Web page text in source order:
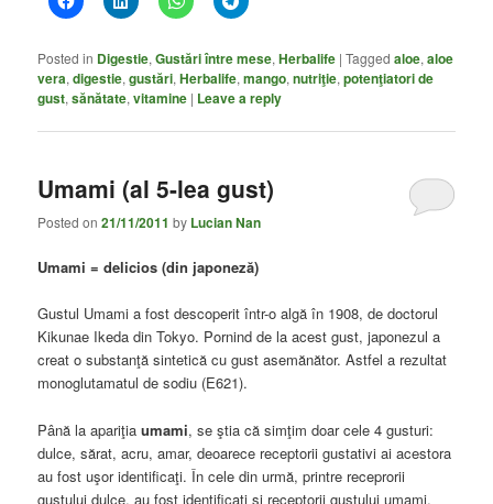
Posted in Digestie,Gustări între mese,Herbalife |Tagged aloe,aloe
vera,digestie,gustări,Herbalife,mango,nutriţie,potenţiatori de
gust,sănătate,vitamine | Leave a reply
Umami (al 5-lea gust)
Posted on21/11/2011 by Lucian Nan
Umami = delicios (din japoneză)
Gustul Umami a fost descoperit într-o algă în 1908, de doctorul
Kikunae Ikeda din Tokyo. Pornind de la acest gust, japonezul a
creat o substanţă sintetică cu gust asemănător. Astfel a rezultat
monoglutamatul de sodiu (E621).
Până la apariţiaumami, se ştia că simţim doar cele 4 gusturi:
dulce, sărat, acru, amar, deoarece receptorii gustativi ai acestora
au fost uşor identificaţi. În cele din urmă, printre receprorii
gustului dulce, au fost identificaţi şi receptorii gustului umami.